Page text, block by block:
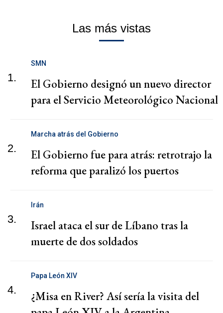
Las más vistas
1.
SMN
El Gobierno designó un nuevo director
para el Servicio Meteorológico Nacional
2.
Marcha atrás del Gobierno
El Gobierno fue para atrás: retrotrajo la
reforma que paralizó los puertos
3.
Irán
Israel ataca el sur de Líbano tras la
muerte de dos soldados
4.
Papa León XIV
¿Misa en River? Así sería la visita del